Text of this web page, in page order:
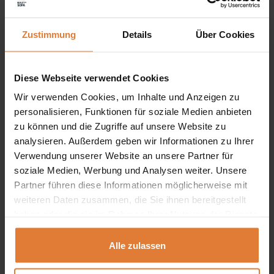
Zustimmung Details Über Cookies
Diese Webseite verwendet Cookies
Wir verwenden Cookies, um Inhalte und Anzeigen zu
personalisieren, Funktionen für soziale Medien anbieten
zu können und die Zugriffe auf unsere Website zu
analysieren. Außerdem geben wir Informationen zu Ihrer
Verwendung unserer Website an unsere Partner für
soziale Medien, Werbung und Analysen weiter. Unsere
Partner führen diese Informationen möglicherweise mit
weiteren Daten zusammen, die Sie ihnen bereitgestellt
gesammelt haben.
Alle zulassen
müssen. Wir geben uns die Mühe, Ihnen alle Farben
ähnlich wie in der Wirklichkeit darzustellen. Beachten Sie
nur bitte, dass sie wegen Monitor- und
Grafikkarteneinstellungen ein bisschen von der Wirklichkeit
abweichen können. Es ist also kein Grund für die
Beanstandung. Außerdem können die Farben
verschiedener Stoffserien andere Farbnuancen haben.
Die Lieferung betrifft die Adressen innerhalb Deutschland.
Auf die Inseln oder Bergbewohnung stellen wir die Ware
nicht zu. Wir verfügen über den eigenen, sicheren und